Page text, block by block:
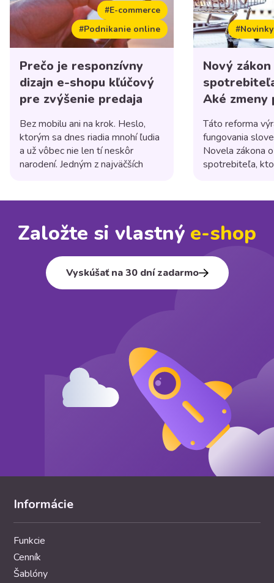
#E-commerce
#Podnikanie online
Prečo je responzívny
dizajn e-shopu kľúčový
pre zvýšenie predaja
Bez mobilu ani na krok. Heslo,
ktorým sa dnes riadia mnohí ľudia
a už vôbec nie len tí neskôr
narodení. Jedným z najväčších
nakupovanie online. Podľa
internetových nákupov sa
preto je responzívny dizajn e-
shopu dôležitejší ako kedykoľvek
#Novinky
Nový
Aké zmeny
shopom?
Táto reforma
fungovania
Novela zákona
spotrebiteľa,
majú posilniť
obchodných
tovary alebo
spotrebiteľom
kamenných
prevádzkujete
Založte si vlastný e⁠-⁠shop
Vyskúšať na 30 dní zadarmo
Informácie
Funkcie
Cenník
Šablóny